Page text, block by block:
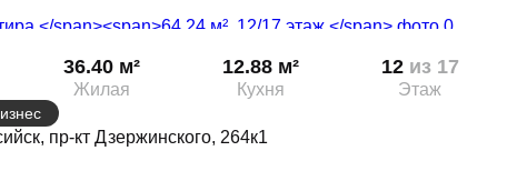
36.40 м²
Жилая
12.88 м²
Кухня
12 из 17
Этаж
пр-кт Дзержинского, 264к1